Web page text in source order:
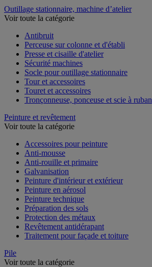
Outillage stationnaire, machine d’atelier
Voir toute la catégorie
Antibruit
Perceuse sur colonne et d'établi
Presse et cisaille d'atelier
Sécurité machines
Socle pour outillage stationnaire
Tour et accessoires
Touret et accessoires
Tronçonneuse, ponceuse et scie à ruban
Peinture et revêtement
Voir toute la catégorie
Accessoires pour peinture
Anti-mousse
Anti-rouille et primaire
Galvanisation
Peinture d'intérieur et extérieur
Peinture en aérosol
Peinture technique
Préparation des sols
Protection des métaux
Revêtement antidérapant
Traitement pour façade et toiture
Pile
Voir toute la catégorie